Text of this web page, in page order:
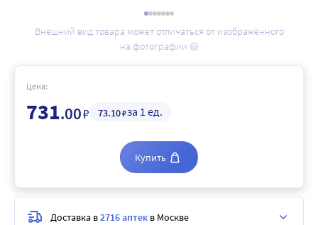
Внешний вид товара может отличаться от изображённого
на фотографии
Цена:
731.00₽ 73.10₽за 1 ед.
Купить
Доставка в2716 аптек в Москве